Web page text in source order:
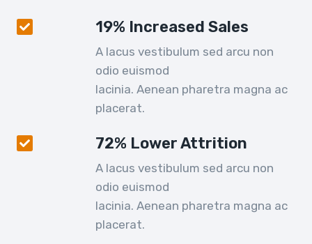
19% Increased Sales
A lacus vestibulum sed arcu non
odio euismod
lacinia. Aenean pharetra magna ac
placerat.
72% Lower Attrition
A lacus vestibulum sed arcu non
odio euismod
lacinia. Aenean pharetra magna ac
placerat.